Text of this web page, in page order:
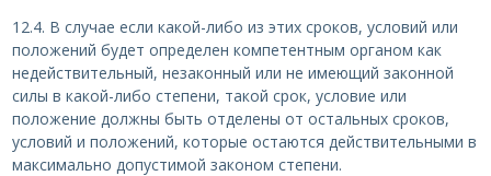
12.4. В случае если какой-либо из этих сроков, условий или
положений будет определен компетентным органом как
недействительный, незаконный или не имеющий законной
силы в какой-либо степени, такой срок, условие или
положение должны быть отделены от остальных сроков,
условий и положений, которые остаются действительными в
максимально допустимой законом степени.